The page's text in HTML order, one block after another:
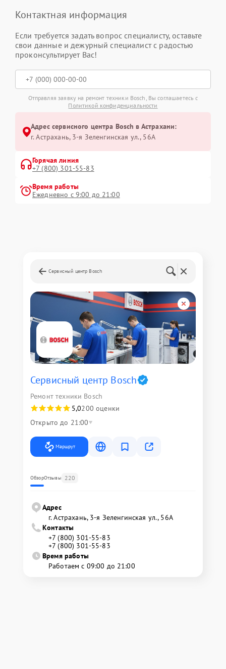
Контактная информация
Если требуется задать вопрос специалисту, оставьте
свои данные и дежурный специалист с радостью
проконсультирует Вас!
Отправляя заявку на ремонт техники Bosch, Вы соглашаетесь с
Политикой конфиденциальности
Адрес сервисного центра Bosch в Астрахани:
г. Астрахань, 3-я Зеленгинская ул., 56А
Горячая линия
+7 (800) 301-55-83
Время работы
Ежедневно с 9:00 до 21:00
Сервисный центр Bosch
Сервисный центр Bosch
Ремонт техники Bosch
5,0200 оценки
Открыто до 21:00
Маршрут
ОбзорОтзывы 220
Адрес
г. Астрахань, 3-я Зеленгинская ул., 56А
Контакты
+7 (800) 301-55-83
+7 (800) 301-55-83
Время работы
Работаем с 09:00 до 21:00